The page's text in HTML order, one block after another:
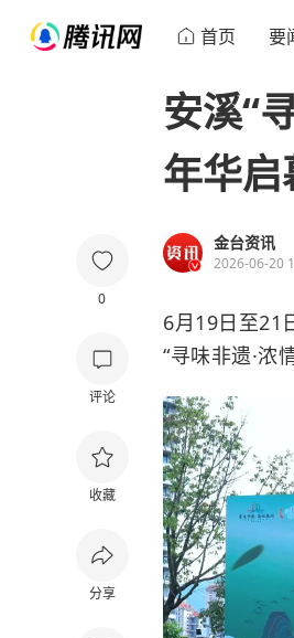
首页 要
0
评论
收藏
分享
安溪“
年华启
金台资讯
2026-06-20
6月19日至21
“寻味非遗·浓